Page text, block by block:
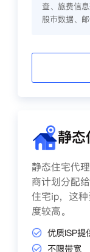
查、旅费信
股市数据、
静
静态住宅代
商计划分配
住宅ip，这
度较高。
优质ISP提
不限带宽